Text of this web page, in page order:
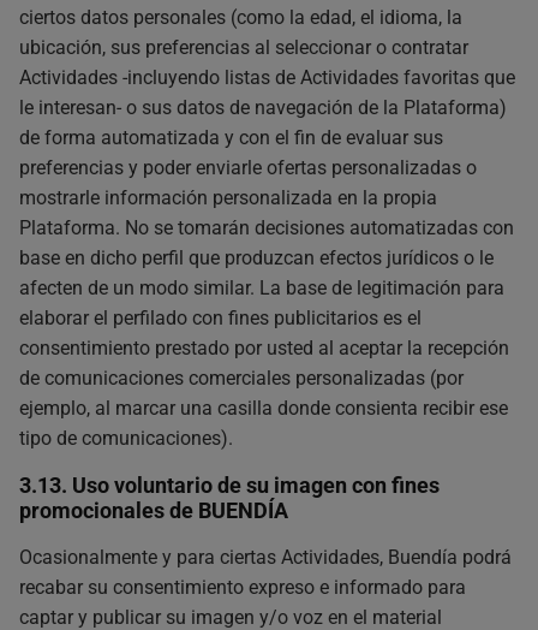
ciertos datos personales (como la edad, el idioma, la
ubicación, sus preferencias al seleccionar o contratar
Actividades -incluyendo listas de Actividades favoritas que
le interesan- o sus datos de navegación de la Plataforma)
de forma automatizada y con el fin de evaluar sus
preferencias y poder enviarle ofertas personalizadas o
mostrarle información personalizada en la propia
Plataforma. No se tomarán decisiones automatizadas con
base en dicho perfil que produzcan efectos jurídicos o le
afecten de un modo similar. La base de legitimación para
elaborar el perfilado con fines publicitarios es el
consentimiento prestado por usted al aceptar la recepción
de comunicaciones comerciales personalizadas (por
ejemplo, al marcar una casilla donde consienta recibir ese
tipo de comunicaciones).
3.13. Uso voluntario de su imagen con fines
promocionales de BUENDÍA
Ocasionalmente y para ciertas Actividades, Buendía podrá
recabar su consentimiento expreso e informado para
captar y publicar su imagen y/o voz en el material